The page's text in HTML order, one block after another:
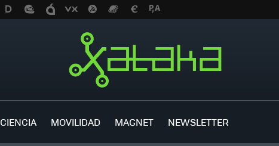
CIENCIA MOVILIDAD MAGNET NEWSLETTER